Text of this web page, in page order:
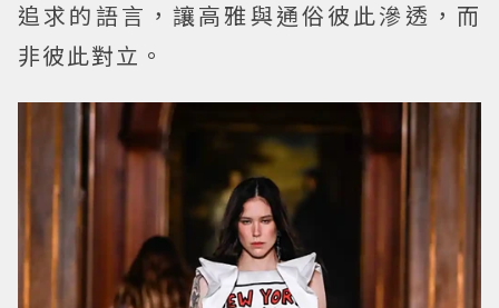
追求的語言，讓高雅與通俗彼此滲透，而
非彼此對立。